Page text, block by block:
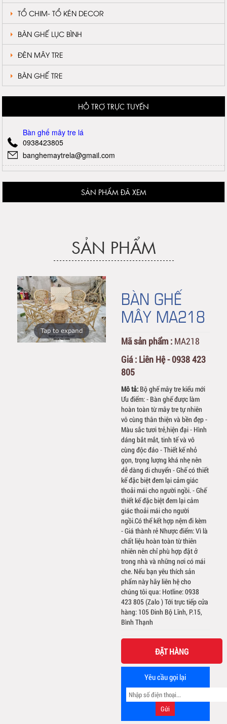
TỔ CHIM- TỔ KÉN DECOR
BÀN GHẾ LỤC BÌNH
ĐÈN MÂY TRE
BÀN GHẾ TRE
HỖ TRỢ TRỰC TUYẾN
Bàn ghế mây tre lá
0938423805
banghemaytrela@gmail.com
SẢN PHẨM ĐÃ XEM
SẢN PHẨM
Tap to expand
BÀN GHẾ
MÂY MA218
Mã sản phẩm : MA218
Giá : Liên Hệ - 0938 423
805
Mô tả: Bộ ghế mây tre kiểu mới
Ưu điểm: - Bàn ghế được làm
hoàn toàn từ mây tre tự nhiên
vô cùng thân thiện và bền đẹp -
Màu sắc tươi trẻ,hiện đại - Hình
dáng bắt mắt, tinh tế và vô
cùng độc đáo - Thiết kế nhỏ
gọn, trọng lượng khá nhẹ nên
dễ dàng di chuyển - Ghế có thiết
kế đặc biệt đem lại cảm giác
thoải mái cho người ngồi. - Ghế
thiết kế đặc biệt đem lại cảm
giác thoải mái cho người
ngồi.Có thể kết hợp nệm đi kèm
- Giá thành rẻ Nhược điểm: Vì là
chất liệu hoàn toàn từ thiên
nhiên nên chỉ phù hợp đặt ở
trong nhà và những nơi có mái
che. Nếu bạn yêu thích sản
phẩm này hãy liên hệ cho
chúng tôi qua: Hotline: 0938
423 805 (Zalo ) Tới trực tiếp cửa
hàng: 105 Đinh Bộ Lĩnh, P.15,
Bình Thạnh
ĐẶT HÀNG
Yêu cầu gọi lại